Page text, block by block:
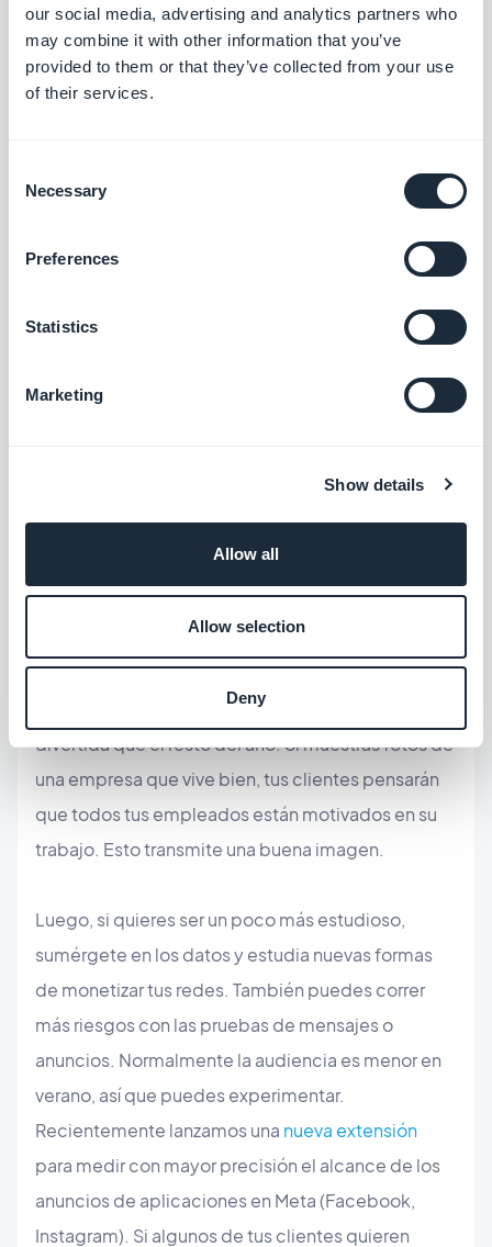
our social media, advertising and analytics partners who
may combine it with other information that you’ve
provided to them or that they’ve collected from your use
of their services.
Selection
Necessary
Preferences
Statistics
Marketing
Show details
Allow all
Allow selection
Deny
solicitudes de soporte. Finalmente, puedes usar el
tiempo para hablar sobre un tema más ligero o
poco convencional. Incluso tus lectores necesitan
lugar de vacaciones.
Redes sociales
Lo repetimos a menudo, pero las redes sociales
importante para los resellers de aplicaciones
adquirir nuevos clientes. Las redes sociales son
vacaciones que el blog. En el blog, tratas temas de
profundidad en general. En las redes sociales, los
mensajes son más cortos y/o más gráficos (vídeos,
fotos, animaciones, emoticonos...). Aprovecha
para transmitir una imagen un poco más humana y
divertida que el resto del año. Si muestras fotos de
una empresa que vive bien, tus clientes pensarán
que todos tus empleados están motivados en su
trabajo. Esto transmite una buena imagen.
Luego, si quieres ser un poco más estudioso,
sumérgete en los datos y estudia nuevas formas
de monetizar tus redes. También puedes correr
más riesgos con las pruebas de mensajes o
anuncios. Normalmente la audiencia es menor en
verano, así que puedes experimentar.
Recientemente lanzamos una nueva extensión
para medir con mayor precisión el alcance de los
anuncios de aplicaciones en Meta (Facebook,
Instagram). Si algunos de tus clientes quieren